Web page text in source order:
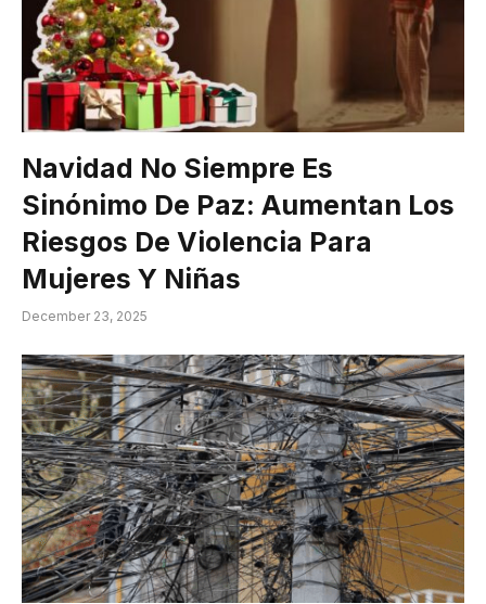
Navidad No Siempre Es
Sinónimo De Paz: Aumentan Los
Riesgos De Violencia Para
Mujeres Y Niñas
December 23, 2025